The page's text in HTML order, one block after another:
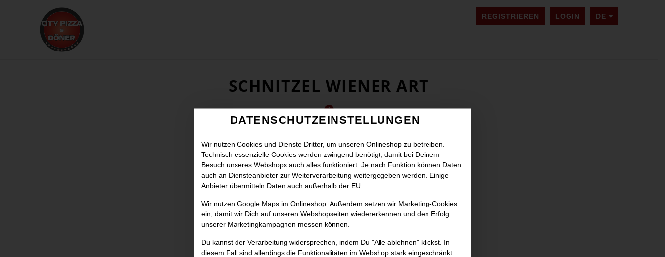
REGISTRIEREN LOGIN DE
SPRACHE
SCHNITZEL WIENER ART
DATENSCHUTZEINSTELLUNGEN
Wir nutzen Cookies und Dienste Dritter, um unseren Onlineshop zu betreiben.
Technisch essenzielle Cookies werden zwingend benötigt, damit bei Deinem
Besuch unseres Webshops auch alles funktioniert. Je nach Funktion können Daten
auch an Diensteanbieter zur Weiterverarbeitung weitergegeben werden. Einige
Anbieter übermitteln Daten auch außerhalb der EU.
Wir nutzen Google Maps im Onlineshop. Außerdem setzen wir Marketing-Cookies
ein, damit wir Dich auf unseren Webshopseiten wiedererkennen und den Erfolg
unserer Marketingkampagnen messen können.
Du kannst der Verarbeitung widersprechen, indem Du "Alle ablehnen" klickst. In
diesem Fall sind allerdings die Funktionalitäten im Webshop stark eingeschränkt.